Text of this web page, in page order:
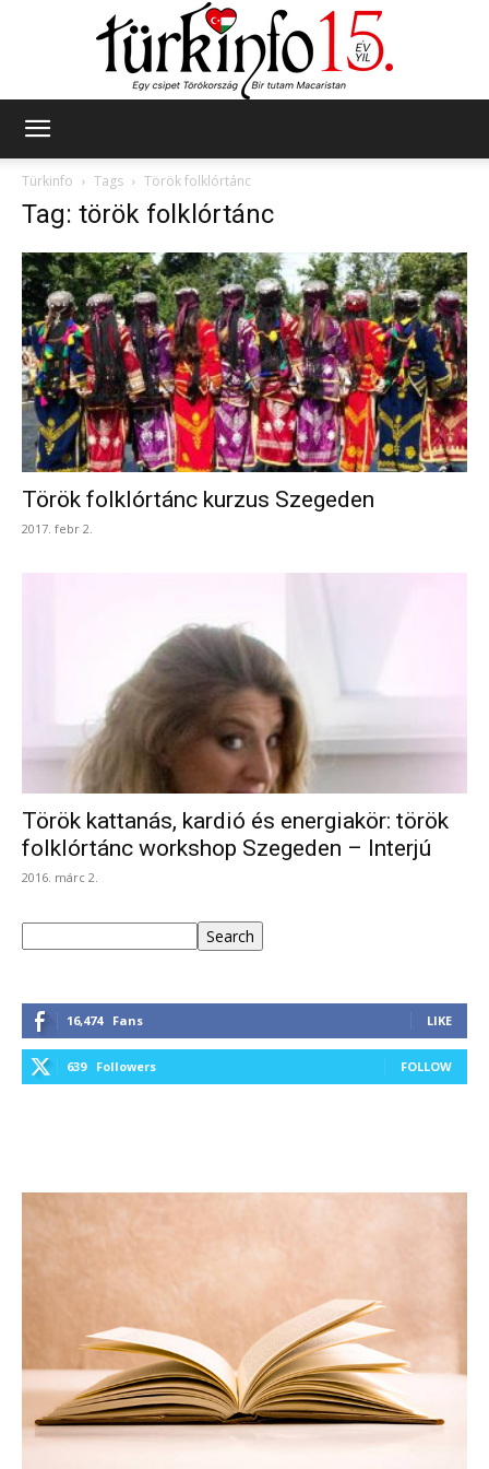
Türkinfo
Tags Török folklórtánc
Tag: török folklórtánc
Török folklórtánc kurzus Szegeden
2017. febr 2.
Török kattanás, kardió és energiakör: török
folklórtánc workshop Szegeden – Interjú
2016. márc 2.
Search
16,474 Fans LIKE
639 Followers FOLLOW